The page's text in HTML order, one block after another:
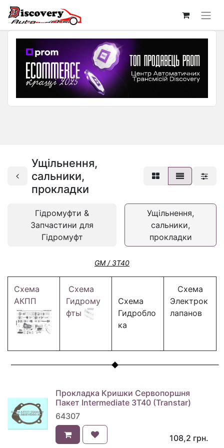
Ущільнення,
сальники,
прокладки
Гідромуфти &
Запчастини для
Гідромуфт
Ущільнення,
сальники,
прокладки
GM / 3T40
Схема
АКПП
Схема
Гидрому
фты
Схема
Гидробло
ка
Схема
Электрок
лапанов
Прокладка Кришки Сервопоршня
Пакет Intermediate 3T40 (Transtar)
64307
108,2 грн.